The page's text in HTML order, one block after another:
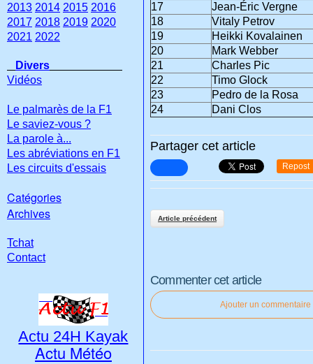
17
Jean-Éric Vergne
18
Vitaly Petrov
19
Heikki Kovalainen
20
Mark Webber
21
Charles Pic
22
Timo Glock
23
Pedro de la Rosa
24
Dani Clos
Partager cet article
Repost
Article précédent
Commenter cet article
Ajouter un commentaire
2013 2014 2015 2016
2017 2018 2019 2020
2021 2022
Divers
Vidéos
Le palmarès de la F1
Le saviez-vous ?
La parole à...
Les abréviations en F1
Les circuits d'essais
Catégories
Archives
Tchat
Contact
Actu 24H Kayak
Actu Météo